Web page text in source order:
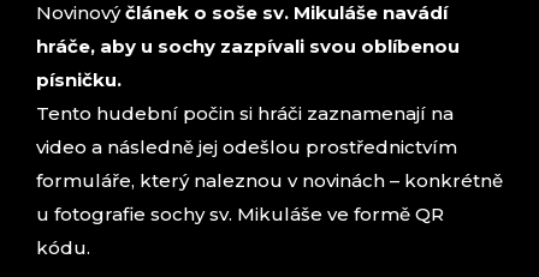
Novinovýčlánek o soše sv. Mikuláše navádí
hráče, aby u sochy zazpívali svou oblíbenou
písničku.
Tento hudební počin si hráči zaznamenají na
video a následně jej odešlou prostřednictvím
formuláře, který naleznou v novinách – konkrétně
u fotografie sochy sv. Mikuláše ve formě QR
kódu.